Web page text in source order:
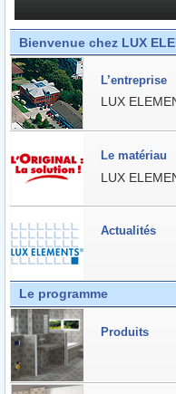
Bienvenue chez LUX
L’entreprise
LUX
Le matériau
LUX
Actualités
Le programme
Produits